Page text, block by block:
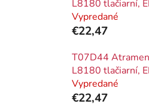
L8180 tlačiarní,
Vypredané
€22,47
T07D44
L8180 tlačiarní,
Vypredané
€22,47